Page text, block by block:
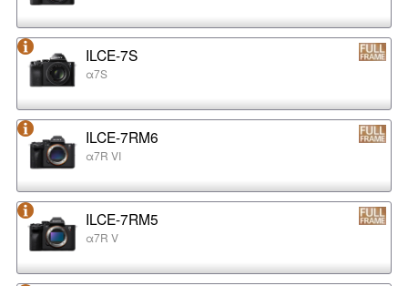
ILCE-7S
α7S
ILCE-7RM6
α7R VI
ILCE-7RM5
α7R V